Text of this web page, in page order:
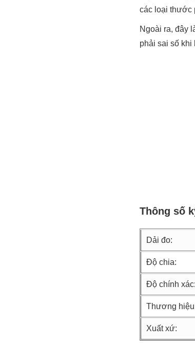
các loại thước
Ngoài ra, đây
phải sai số khi
Thông số
Dải đo:
Độ chia:
Độ chính xác:
Thương
Xuất xứ: